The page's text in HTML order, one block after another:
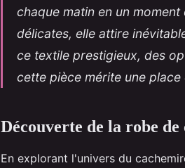
chaque matin en un
délicates, elle attire
ce textile prestigieux, des
cette pièce mérite une
Découverte de la robe
En explorant l'univers du